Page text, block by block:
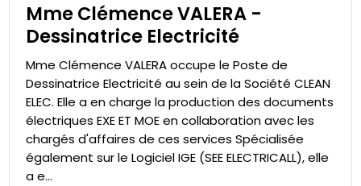
Mme Clémence VALERA -
Dessinatrice Electricité
Mme Clémence VALERA occupe le Poste de
Dessinatrice Electricité au sein de la Société CLEAN
ELEC. Elle a en charge la production des documents
électriques EXE ET MOE en collaboration avec les
chargés d'affaires de ces services Spécialisée
également sur le Logiciel IGE (SEE ELECTRICALL), elle
a e...